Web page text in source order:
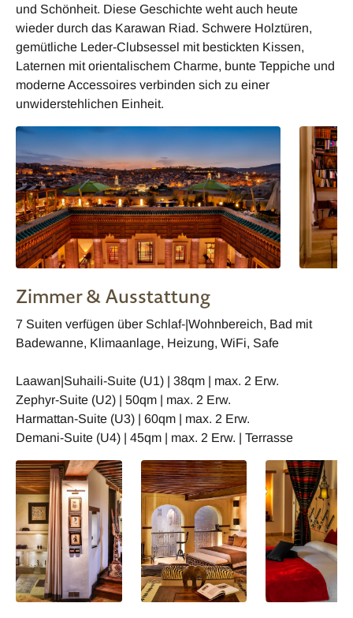
und Schönheit. Diese Geschichte weht auch heute
wieder durch das Karawan Riad. Schwere Holztüren,
gemütliche Leder-Clubsessel mit bestickten Kissen,
Laternen mit orientalischem Charme, bunte Teppiche und
moderne Accessoires verbinden sich zu einer
unwiderstehlichen Einheit.
Zimmer & Ausstattung
7 Suiten verfügen über Schlaf-|Wohnbereich, Bad mit
Badewanne, Klimaanlage, Heizung, WiFi, Safe
Laawan|Suhaili-Suite (U1) | 38qm | max. 2 Erw.
Zephyr-Suite (U2) | 50qm | max. 2 Erw.
Harmattan-Suite (U3) | 60qm | max. 2 Erw.
Demani-Suite (U4) | 45qm | max. 2 Erw. | Terrasse